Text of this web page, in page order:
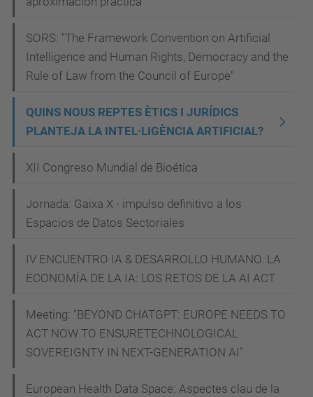
t
g
n
a
f
SORS: "The Framework Convention on Artificial
Intelligence and Human Rights, Democracy and the
Rule of Law from the Council of Europe"
QUINS NOUS REPTES ÈTICS I JURÍDICS
PLANTEJA LA INTEL·LIGÈNCIA ARTIFICIAL?
XII Congreso Mundial de Bioética
Jornada: Gaixa X - impulso definitivo a los
Espacios de Datos Sectoriales
IV ENCUENTRO IA & DESARROLLO HUMANO. LA
ECONOMÍA DE LA IA: LOS RETOS DE LA AI ACT
Meeting: "BEYOND CHATGPT: EUROPE NEEDS TO
ACT NOW TO ENSURETECHNOLOGICAL
SOVEREIGNTY IN NEXT-GENERATION AI"
European Health Data Space: Aspectes clau de la